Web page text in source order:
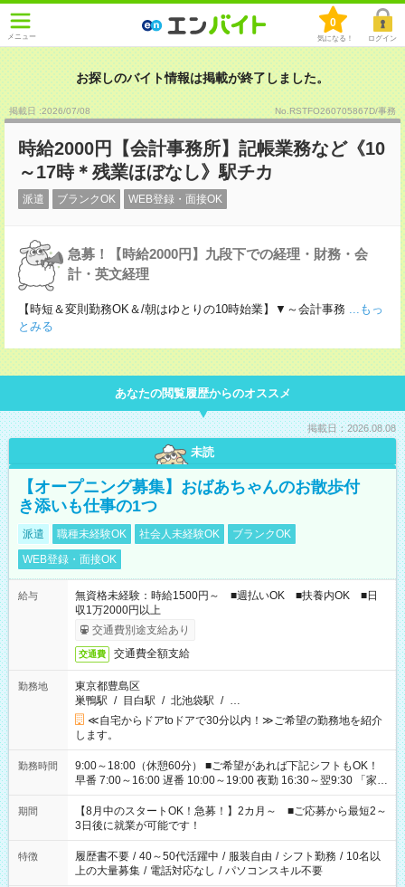
メニュー
0
気になる！ ログイン
お探しのバイト情報は掲載が終了しました。
掲載日 :2026/07/08 No.RSTFO260705867D/事務
時給2000円【会計事務所】記帳業務など《10
～17時＊残業ほぼなし》駅チカ
派遣 ブランクOK WEB登録・面接OK
急募！【時給2000円】九段下での経理・財務・会
計・英文経理
【時短＆変則勤務OK＆/朝はゆとりの10時始業】▼～会計事務 ...もっ
とみる
あなたの閲覧履歴からのオススメ
掲載日：2026.08.08
未読
【オープニング募集】おばあちゃんのお散歩付
き添いも仕事の1つ
派遣 職種未経験OK 社会人未経験OK
ブランクOK
WEB登録・面接OK
給与
無資格未経験：時給1500円～ ■週払いOK ■扶養内OK ■日
収1万2000円以上
交通費別途支給あり
交通費 交通費全額支給
勤務地
東京都豊島区
巣鴨駅 / 目白駅 / 北池袋駅 / …
≪自宅からドアtoドアで30分以内！≫ご希望の勤務地を紹介
します。
勤務時間
9:00～18:00（休憩60分） ■ご希望があれば下記シフトもOK！
早番 7:00～16:00 遅番 10:00～19:00 夜勤 16:30～翌9:30 「家族
と休みを合わせたい」 「余裕を持って夕飯の準備がしたい」
「できれば残業はしたくない」 など、ご希望を教えてください
ね。 ※Wワーク希望の方へ 今ご覧のお仕事で希望する勤務時間
と、もう1つのお仕事の勤務時間。 合計で週40時間を超える場
合は応募できません。
期間
【8月中のスタートOK！急募！】2カ月～ ■ご応募から最短2～
3日後に就業が可能です！
特徴 履歴書不要 / 40～50代活躍中 / 服装自由 / シフト勤務 / 10名以
上の大量募集 / 電話対応なし / パソコンスキル不要